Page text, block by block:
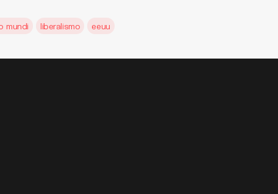
mundi liberalismo eeuu